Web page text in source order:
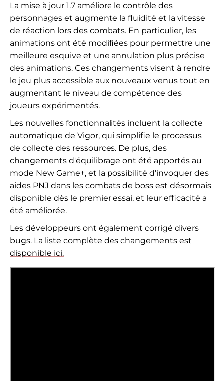
La mise à jour 1.7 améliore le contrôle des
personnages et augmente la fluidité et la vitesse
de réaction lors des combats. En particulier, les
animations ont été modifiées pour permettre une
meilleure esquive et une annulation plus précise
des animations. Ces changements visent à rendre
le jeu plus accessible aux nouveaux venus tout en
augmentant le niveau de compétence des
joueurs expérimentés.
Les nouvelles fonctionnalités incluent la collecte
automatique de Vigor, qui simplifie le processus
de collecte des ressources. De plus, des
changements d'équilibrage ont été apportés au
mode New Game+, et la possibilité d'invoquer des
aides PNJ dans les combats de boss est désormais
disponible dès le premier essai, et leur efficacité a
été améliorée.
Les développeurs ont également corrigé divers
bugs. La liste complète des changements est
disponible ici.